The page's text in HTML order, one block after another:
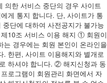
한 서비스 중단의 경우 사이트
게 통지 합니다. 단, 사이트가 통
단에 대하여 사전공지가 불가능
10조 서비스 이용 해지 ① 회원이
경우에는 회원 본인이 온라인을
. 한편, 사이트 이용해지와 별개로
하셔야 합니다. ② 해지신청과 동
로그램이 회원관리 화면에서 자